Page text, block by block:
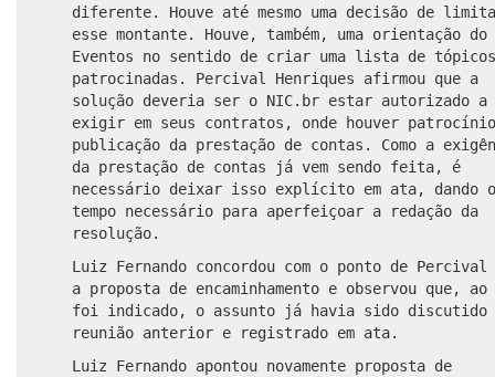
diferente. Houve até mesmo uma decisão de
esse montante. Houve, também, uma orientação do
Eventos no sentido de criar uma lista de
patrocinadas. Percival Henriques afirmou que a
solução deveria ser o NIC.br estar autorizado a
exigir em seus contratos, onde houver
publicação da prestação de contas. Como a
da prestação de contas já vem sendo feita, é
necessário deixar isso explícito em ata, dando o
tempo necessário para aperfeiçoar a redação da
resolução.
Luiz Fernando concordou com o ponto de Percival
a proposta de encaminhamento e observou que, ao
foi indicado, o assunto já havia sido discutido
reunião anterior e registrado em ata.
Luiz Fernando apontou novamente proposta de